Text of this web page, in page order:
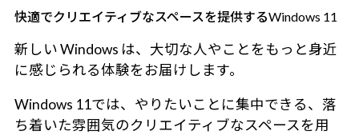
快適でクリエイティブなスペースを提供するWindows 11
新しい Windows は、大切な人やことをもっと身近
に感じられる体験をお届けします。
Windows 11では、やりたいことに集中できる、落
ち着いた雰囲気のクリエイティブなスペースを用